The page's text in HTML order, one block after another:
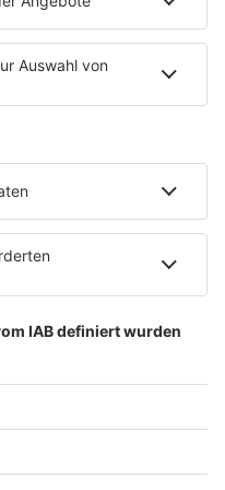
auf dem …